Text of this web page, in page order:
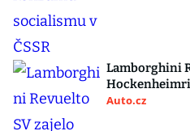
Lamborghini
Auto.cz